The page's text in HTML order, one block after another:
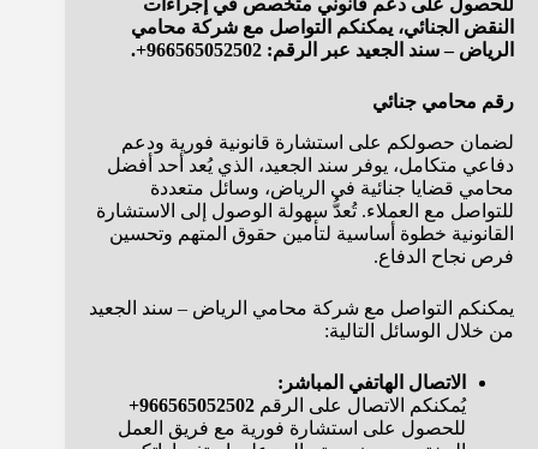
للحصول على دعم قانوني متخصص في إجراءات
النقض الجنائي، يمكنكم التواصل مع شركة محامي
الرياض – سند الجعيد عبر الرقم: 966565052502+.
رقم محامي جنائي
لضمان حصولكم على استشارة قانونية فورية ودعم
دفاعي متكامل، يوفر سند الجعيد، الذي يُعد أحد أفضل
محامي قضايا جنائية في الرياض، وسائل متعددة
للتواصل مع العملاء. تُعدُّ سهولة الوصول إلى الاستشارة
القانونية خطوة أساسية لتأمين حقوق المتهم وتحسين
فرص نجاح الدفاع.
يمكنكم التواصل مع شركة محامي الرياض – سند الجعيد
من خلال الوسائل التالية:
الاتصال الهاتفي المباشر:
يُمكنكم الاتصال على الرقم 966565052502+
للحصول على استشارة فورية مع فريق العمل